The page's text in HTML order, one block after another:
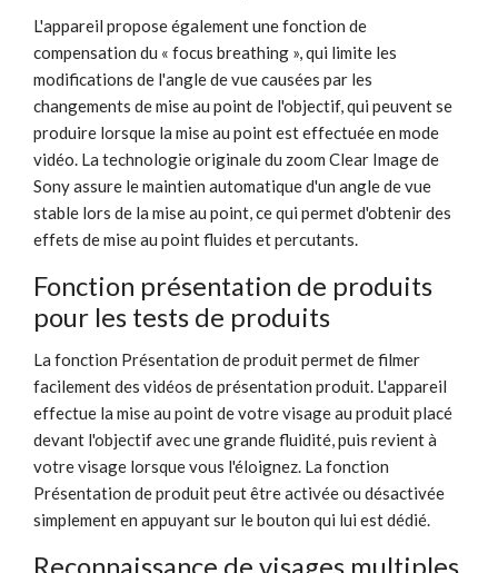
L'appareil propose également une fonction de
compensation du « focus breathing », qui limite les
modifications de l'angle de vue causées par les
changements de mise au point de l'objectif, qui peuvent se
produire lorsque la mise au point est effectuée en mode
vidéo. La technologie originale du zoom Clear Image de
Sony assure le maintien automatique d'un angle de vue
stable lors de la mise au point, ce qui permet d'obtenir des
effets de mise au point fluides et percutants.
Fonction présentation de produits
pour les tests de produits
La fonction Présentation de produit permet de filmer
facilement des vidéos de présentation produit. L'appareil
effectue la mise au point de votre visage au produit placé
devant l'objectif avec une grande fluidité, puis revient à
votre visage lorsque vous l'éloignez. La fonction
Présentation de produit peut être activée ou désactivée
simplement en appuyant sur le bouton qui lui est dédié.
Reconnaissance de visages multiples